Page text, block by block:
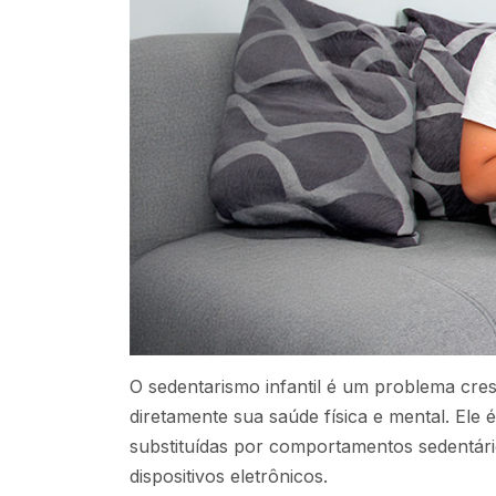
O sedentarismo infantil é um problema
diretamente sua saúde física e mental. Ele
substituídas por comportamentos
dispositivos eletrônicos.